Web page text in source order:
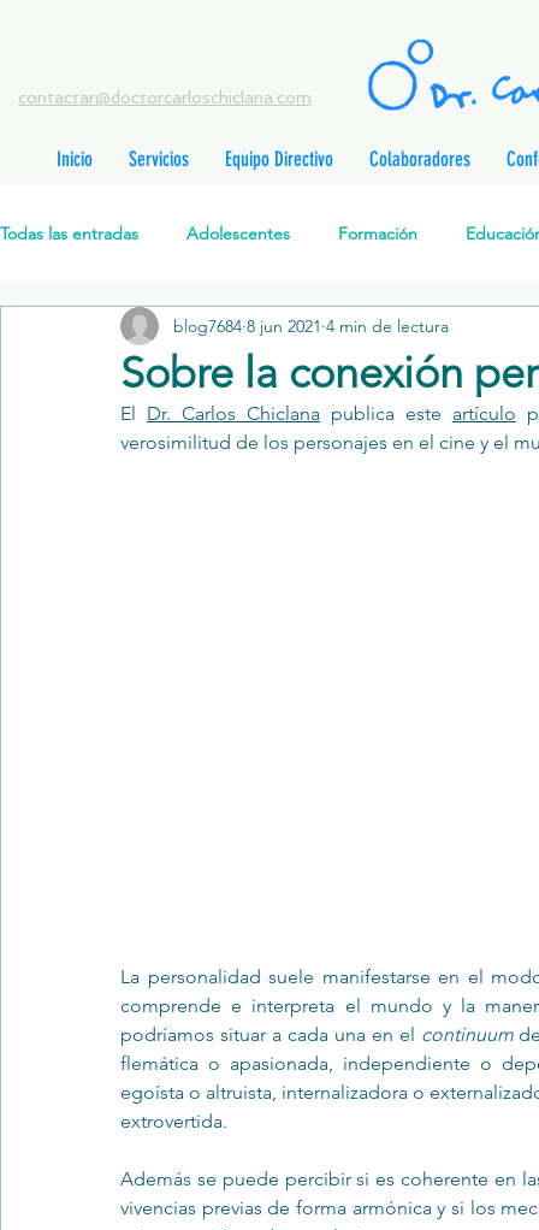
contactar@doctorcarloschiclana.com
Inicio Servicios Equipo Directivo Colaboradores
Todas las entradas Adolescentes Formación
Salud Mental Perinatal Psicoterapia Cognitivo-Analítica
Formación profesionales Jóvenes Desarrollo personal
Sobre la conexión
blog7684 8 jun 2021 4 min de lectura
El Dr. Carlos Chiclana publica este artículo
verosimilitud de los personajes en el cine y el
La personalidad suele manifestarse en el
comprende e interpreta el mundo y la
podríamos situar a cada una en el continuum
flemática o apasionada, independiente o
egoísta o altruista, internalizadora o
extrovertida.
Además se puede percibir si es coherente en
vivencias previas de forma armónica y si los